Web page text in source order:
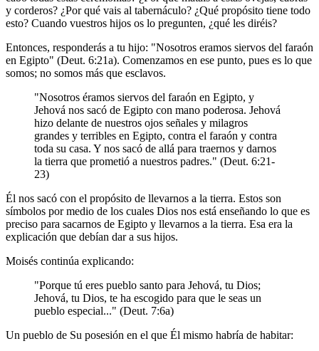
y corderos? ¿Por qué vais al tabernáculo? ¿Qué propósito tiene todo
esto? Cuando vuestros hijos os lo pregunten, ¿qué les diréis?
Entonces, responderás a tu hijo: "Nosotros eramos siervos del faraón
en Egipto" (Deut. 6:21a). Comenzamos en ese punto, pues es lo que
somos; no somos más que esclavos.
"Nosotros éramos siervos del faraón en Egipto, y
Jehová nos sacó de Egipto con mano poderosa. Jehová
hizo delante de nuestros ojos señales y milagros
grandes y terribles en Egipto, contra el faraón y contra
toda su casa. Y nos sacó de allá para traernos y darnos
la tierra que prometió a nuestros padres." (Deut. 6:21-
23)
Él nos sacó con el propósito de llevarnos a la tierra. Estos son
símbolos por medio de los cuales Dios nos está enseñando lo que es
preciso para sacarnos de Egipto y llevarnos a la tierra. Esa era la
explicación que debían dar a sus hijos.
Moisés continúa explicando:
"Porque tú eres pueblo santo para Jehová, tu Dios;
Jehová, tu Dios, te ha escogido para que le seas un
pueblo especial..." (Deut. 7:6a)
Un pueblo de Su posesión en el que Él mismo habría de habitar: